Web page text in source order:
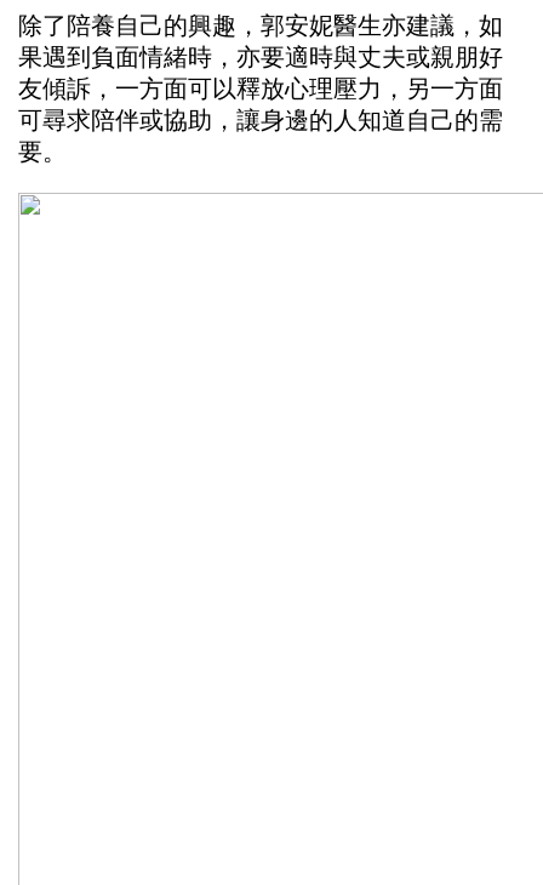
除了陪養自己的興趣，郭安妮醫生亦建議，如
果遇到負面情緒時，亦要適時與丈夫或親朋好
友傾訴，一方面可以釋放心理壓力，另一方面
可尋求陪伴或協助，讓身邊的人知道自己的需
要。